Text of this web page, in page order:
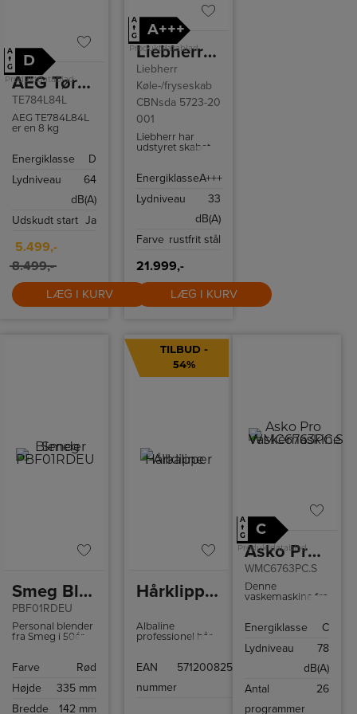
A
↑
G
D
Produktdatablad AEG Tørretumbler
TE784L84L
AEG TE784L84L
er en 8 kg
med SensiDry,
og ProTex-
Energiklasse
D
Lydniveau
64
dB(A)
Udskudt start Ja
5.499,-
8.499,-
LÆG I KURV
A
↑
G
A+++
Produktdatablad Liebherr Køle-/fryseskab CBNsda 5723-20 001
Liebherr
Køle-/fryseskab
CBNsda 5723-20
001
Liebherr har
udstyret skabet
slipper for
belysning sikrer
hele skabet, og
sker elektronisk
indbyggede
display.
Derudover kan
skabet styres via
Wi-Fi, og der
EnergiklasseA+++
Lydniveau
33
dB(A)
Farve rustfrit stål
21.999,-
LÆG I KURV
Smeg Blender
PBF01RDEU
Personal blender
fra Smeg i 50ér
to hastigheder.
Farve
Rød
Højde
335 mm
Bredde
142 mm
TILBUD -
54%
Hårklipper Albaline
Albaline
professionel hår-
værktøj til præcis
klipning. Med en
EAN
nummer
5712008250329
A
↑
G
C
ProduktdatabladAsko Pro Vaskemaskine
WMC6763PC.S
Denne
vaskemaskine fra
sortiment har
Quattro
den hygiejniske
og har i alt 25
hvoraf 10 kan
Energiklasse
C
Lydniveau
78
dB(A)
Antal
programmer
26